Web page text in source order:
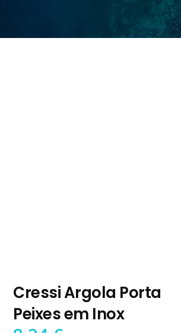
Cressi Argola Porta
Peixes em Inox